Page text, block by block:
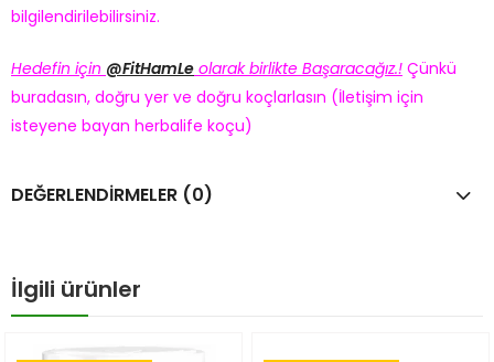
bilgilendirilebilirsiniz.
Hedefin için @FitHamLe olarak birlikte Başaracağız.! Çünkü
buradasın, doğru yer ve doğru koçlarlasın (İletişim için
isteyene bayan herbalife koçu)
DEĞERLENDIRMELER (0)
İlgili ürünler